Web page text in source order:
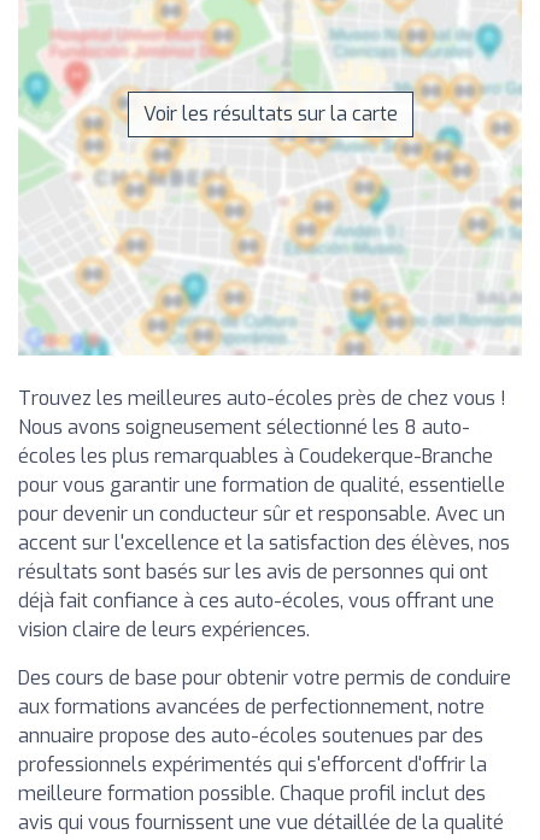
Voir les résultats sur la carte
Trouvez les meilleures auto-écoles près de chez vous !
Nous avons soigneusement sélectionné les 8 auto-
écoles les plus remarquables à Coudekerque-Branche
pour vous garantir une formation de qualité, essentielle
pour devenir un conducteur sûr et responsable. Avec un
accent sur l'excellence et la satisfaction des élèves, nos
résultats sont basés sur les avis de personnes qui ont
déjà fait confiance à ces auto-écoles, vous offrant une
vision claire de leurs expériences.
Des cours de base pour obtenir votre permis de conduire
aux formations avancées de perfectionnement, notre
annuaire propose des auto-écoles soutenues par des
professionnels expérimentés qui s'efforcent d'offrir la
meilleure formation possible. Chaque profil inclut des
avis qui vous fournissent une vue détaillée de la qualité